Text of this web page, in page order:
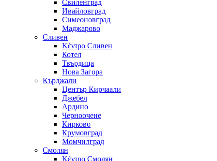
Свиленград
Ивайловград
Симеоновград
Маджарово
Сливен
Κέντρο Сливен
Котел
Твърдица
Нова Загора
Кърджали
Център Кирчаали
Джебел
Ардино
Черноочене
Кирково
Крумовград
Момчилград
Смолян
Κέντρο Смолян